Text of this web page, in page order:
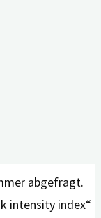
die
Diese ist
Tätigkeiten
Statistikamtes
abgefragt.
intensity index“